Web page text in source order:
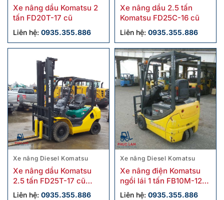
Xe nâng dầu Komatsu 2
tấn FD20T-17 cũ
Liên hệ: 0935.355.886
Xe nâng dầu 2.5 tấn
Komatsu FD25C-16 cũ
Liên hệ: 0935.355.886
Xe nâng Diesel Komatsu
Xe nâng dầu Komatsu
2.5 tấn FD25T-17 cũ
chính hãng
Liên hệ: 0935.355.886
Xe nâng Diesel Komatsu
Xe nâng điện Komatsu
ngồi lái 1 tấn FB10M-12
cũ
Liên hệ: 0935.355.886